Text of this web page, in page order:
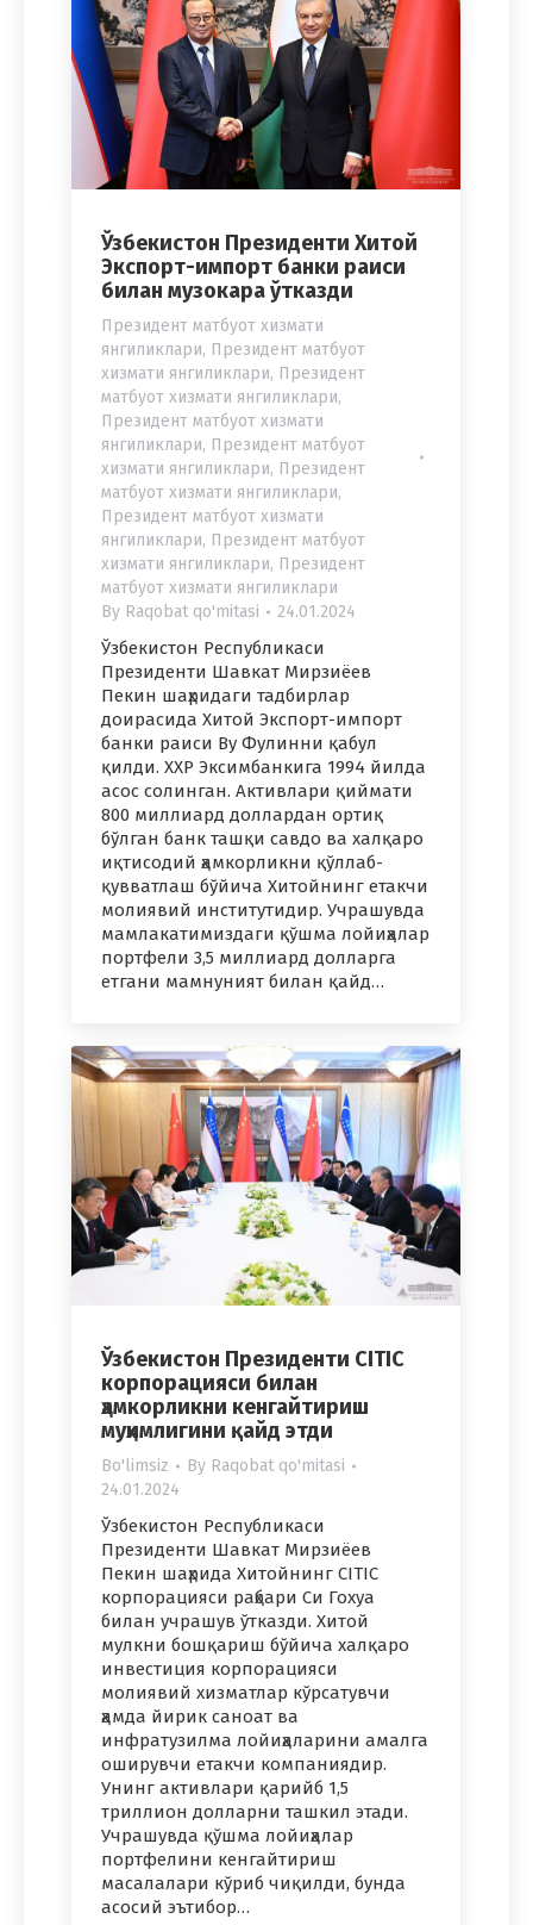
Ўзбекистон Президенти Хитой
Экспорт-импорт банки раиси
билан музокара ўтказди
Президент матбуот хизмати
янгиликлари, Президент матбуот
хизмати янгиликлари, Президент
матбуот хизмати янгиликлари,
Президент матбуот хизмати
янгиликлари, Президент матбуот
хизмати янгиликлари, Президент
матбуот хизмати янгиликлари,
Президент матбуот хизмати
янгиликлари, Президент матбуот
хизмати янгиликлари, Президент
матбуот хизмати янгиликлари
By Raqobat qo'mitasi 24.01.2024
Ўзбекистон Республикаси
Президенти Шавкат Мирзиёев
Пекин шаҳридаги тадбирлар
доирасида Хитой Экспорт-импорт
банки раиси Ву Фулинни қабул
қилди. ХХР Эксимбанкига 1994 йилда
асос солинган. Активлари қиймати
800 миллиард доллардан ортиқ
бўлган банк ташқи савдо ва халқаро
иқтисодий ҳамкорликни қўллаб-
қувватлаш бўйича Хитойнинг етакчи
молиявий институтидир. Учрашувда
мамлакатимиздаги қўшма лойиҳалар
портфели 3,5 миллиард долларга
етгани мамнуният билан қайд…
Ўзбекистон Президенти CITIC
корпорацияси билан
ҳамкорликни кенгайтириш
муҳимлигини қайд этди
Bo'limsiz By Raqobat qo'mitasi
24.01.2024
Ўзбекистон Республикаси
Президенти Шавкат Мирзиёев
Пекин шаҳрида Хитойнинг CITIC
корпорацияси раҳбари Си Гохуа
билан учрашув ўтказди. Хитой
мулкни бошқариш бўйича халқаро
инвестиция корпорацияси
молиявий хизматлар кўрсатувчи
ҳамда йирик саноат ва
инфратузилма лойиҳаларини амалга
оширувчи етакчи компаниядир.
Унинг активлари қарийб 1,5
триллион долларни ташкил этади.
Учрашувда қўшма лойиҳалар
портфелини кенгайтириш
масалалари кўриб чиқилди, бунда
асосий эътибор…